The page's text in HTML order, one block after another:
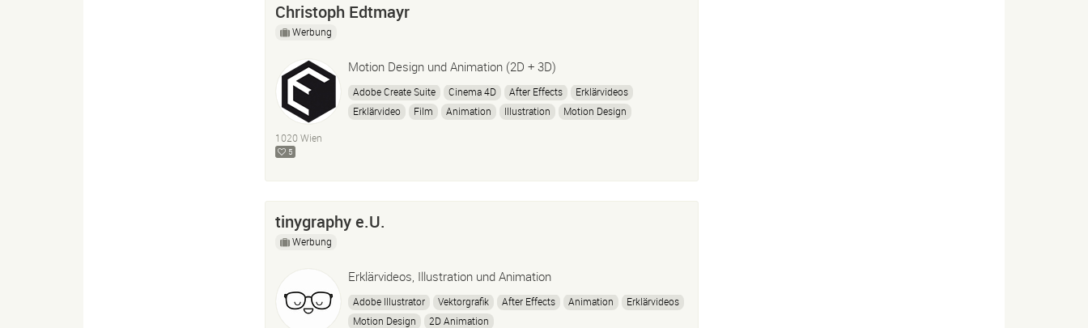
Christoph Edtmayr
Werbung
Motion Design und Animation (2D + 3D)
Adobe Create Suite Cinema 4D After Effects
Erklärvideos
Erklärvideo
Film Animation Illustration
Motion Design
1020 Wien
5
tinygraphy e.U.
Werbung
Erklärvideos, Illustration und Animation
Adobe Illustrator Vektorgrafik After Effects Animation
Erklärvideos
Motion Design
2D Animation